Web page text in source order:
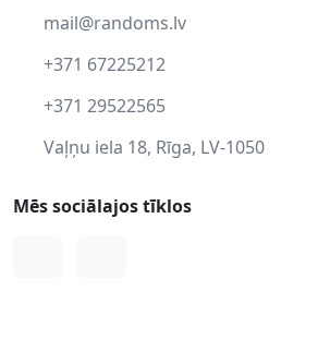
mail@randoms.lv
+371 67225212
+371 29522565
Vaļņu iela 18, Rīga, LV-1050
Mēs sociālajos tīklos